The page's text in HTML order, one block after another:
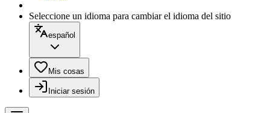
Seleccione un idioma para cambiar el idioma del sitio
español
Mis cosas
Iniciar sesión